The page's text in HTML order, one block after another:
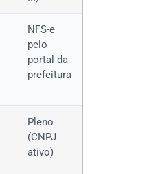
NFS-e
pelo
portal da
prefeitura
Pleno
(CNPJ
ativo)